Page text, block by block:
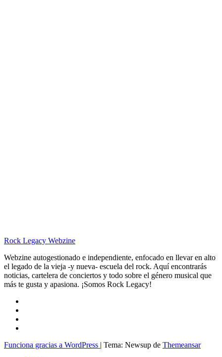
Rock Legacy Webzine
Webzine autogestionado e independiente, enfocado en llevar en alto
el legado de la vieja -y nueva- escuela del rock. Aquí encontrarás
noticias, cartelera de conciertos y todo sobre el género musical que
más te gusta y apasiona. ¡Somos Rock Legacy!
Funciona gracias a WordPress | Tema: Newsup de Themeansar